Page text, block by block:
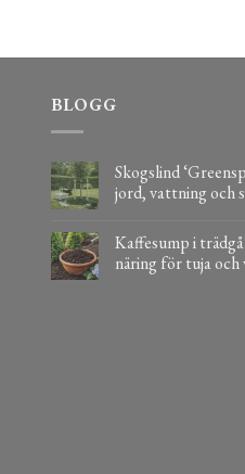
BLOGG
Skogslind
jord, vattning och
Kaffesump i
näring för tuja och